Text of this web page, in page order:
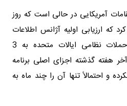
آمریکایی در حالی است که روز
ارزیابی اولیه آژانس اطلاعات
دفاعی آمریکا حاکی است حملات نظامی ایالات متحده به 3
هفته گذشته اجزای اصلی برنامه
و احتمالاً تنها آن را چند ماه به